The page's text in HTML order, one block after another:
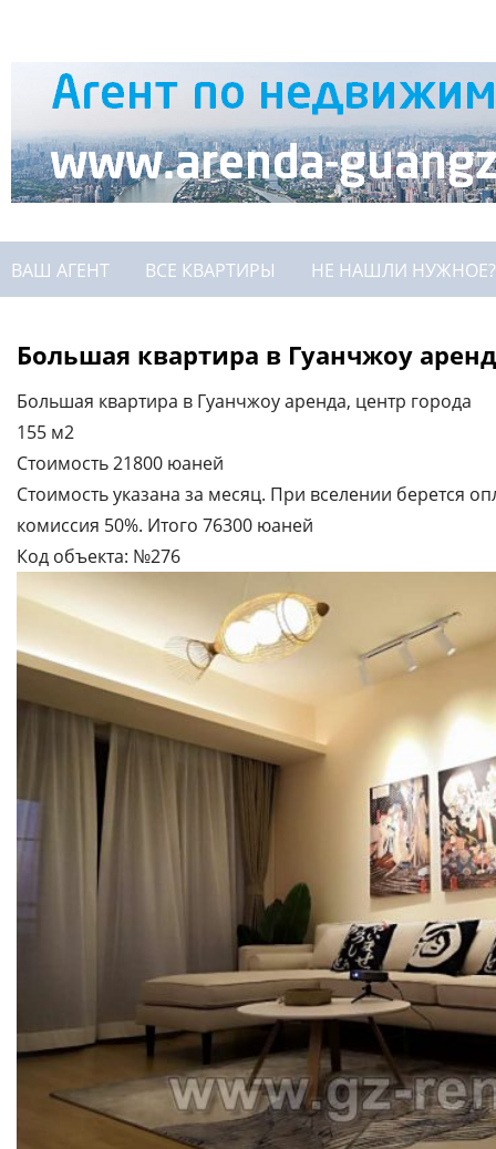
ВАШ АГЕНТ ВСЕ КВАРТИРЫ НЕ НАШЛИ НУЖНОЕ?
Большая квартира в Гуанчжоу
Большая квартира в Гуанчжоу аренда, центр города
155 м2
Стоимость 21800 юаней
Стоимость указана за месяц. При вселении берется
комиссия 50%. Итого 76300 юаней
Код объекта: №276